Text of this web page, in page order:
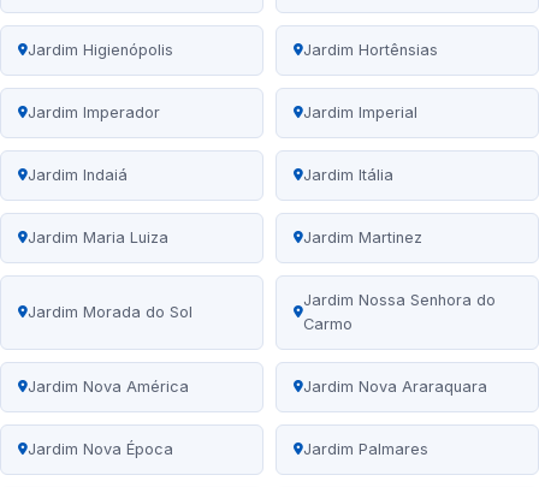
Jardim Higienópolis Jardim Hortênsias
Jardim Imperador Jardim Imperial
Jardim Indaiá Jardim Itália
Jardim Maria Luiza Jardim Martinez
Jardim Morada do Sol
Jardim Nossa Senhora do
Carmo
Jardim Nova América Jardim Nova Araraquara
Jardim Nova Época Jardim Palmares